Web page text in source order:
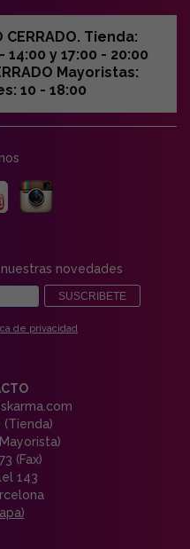
CERRADO. Tienda:
y 17:00 - 20:00
Mayoristas:
10 - 18:00
novedades
SUSCRIBETE
de privacidad
(Tienda)
(Fax)
143